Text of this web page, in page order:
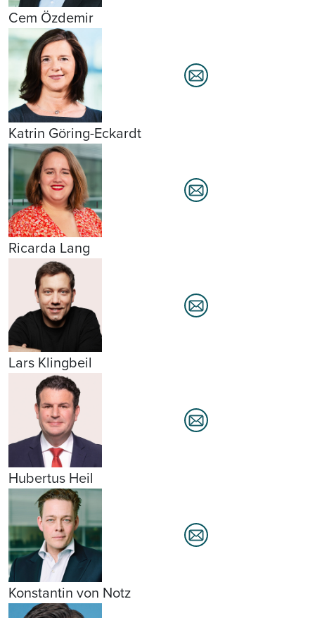
Cem Özdemir
Katrin Göring-Eckardt
Ricarda Lang
Lars Klingbeil
Hubertus Heil
Konstantin von Notz